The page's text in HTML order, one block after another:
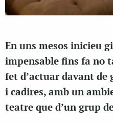
En uns mesos inicieu
impensable fins fa no
fet d’actuar davant de
i cadires, amb un
teatre que d’un grup